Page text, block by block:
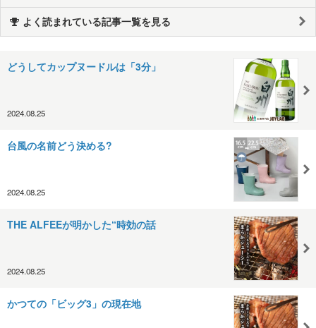
よく読まれている記事一覧を見る
どうしてカップヌードルは「3分」
2024.08.25
台風の名前どう決める?
2024.08.25
THE ALFEEが明かした“時効の話
2024.08.25
かつての「ビッグ3」の現在地